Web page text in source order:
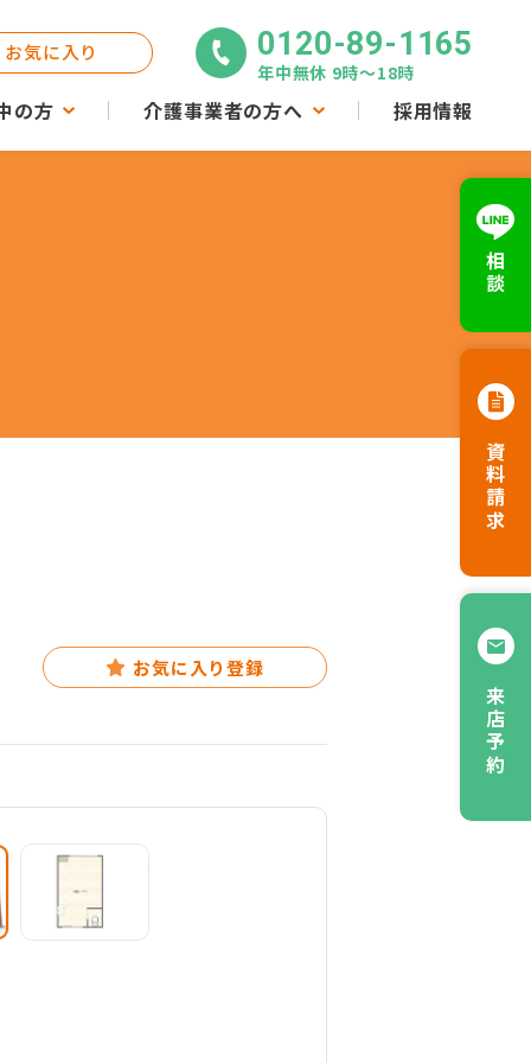
の方 介護事業者の方へ 採用情報
お気に入り 0120-89-1165
年中無休 9時〜18時
相談
資料請求
来店予約
お気に入り登録